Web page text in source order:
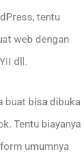
tentu
web dengan
dll.
buat bisa dibuka
Tentu biayanya
umumnya